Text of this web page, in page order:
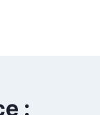
: